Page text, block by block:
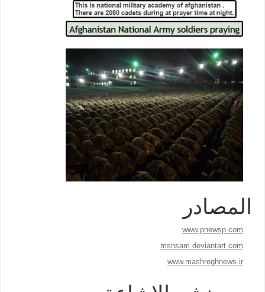
المصادر
www.pnewsp.com
msnsam.deviantart.com
www.mashreghnews.ir